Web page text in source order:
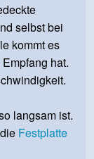
selbst bei
kommt es
Empfang hat.
langsam ist.
Festplatte